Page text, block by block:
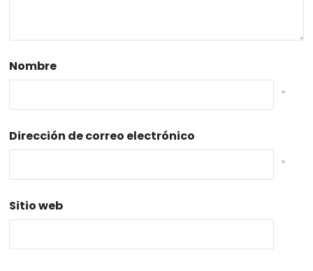
Nombre
*
Dirección de correo electrónico
*
Sitio web